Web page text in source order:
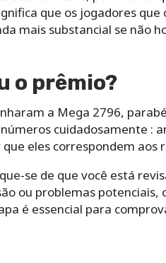
que os jogadores
mais substancial se não
o prêmio?
a Mega 2796,
cuidadosamente :
eles correspondem aos
se de que você está
ou problemas potenciais,
é essencial para